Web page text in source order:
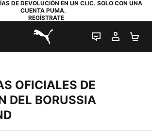
DE DEVOLUCIÓN EN UN CLIC. SOLO CON UNA
CUENTA PUMA.
REGÍSTRATE
PUMA.com
CHAT EN
MI
OFICIALES DE
DEL BORUSSIA